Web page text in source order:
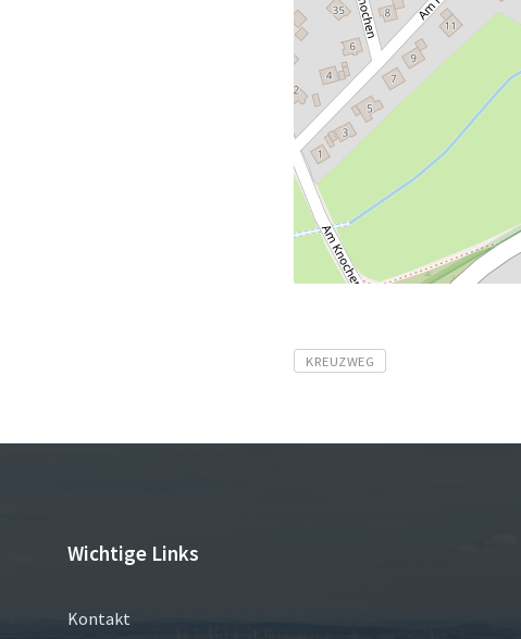
Tags
KREUZWEG
Wichtige Links
Kontakt